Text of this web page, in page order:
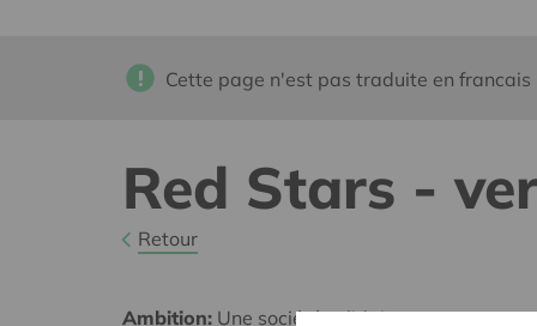
Cette page n'est pas traduite en francais
Red Stars -
Retour
Ambition: Une société solidaire et